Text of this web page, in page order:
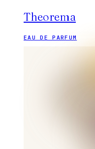
Theorema
EAU DE PARFUM